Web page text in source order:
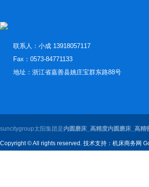
联系人：小成 13918057117
Fax：0573-84771133
地址：浙江省嘉善县姚庄宝群东路88号
suncitygroup太阳集团是内圆磨床_高精度内圆磨床_高精
Copyright © All rights reserved. 技术支持： 机床商务网